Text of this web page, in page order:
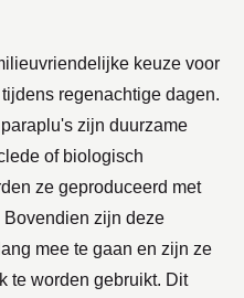
keuze voor
regenachtige dagen.
zijn duurzame
of biologisch
ze geproduceerd met
zijn deze
mee te gaan en zijn ze
te worden gebruikt. Dit